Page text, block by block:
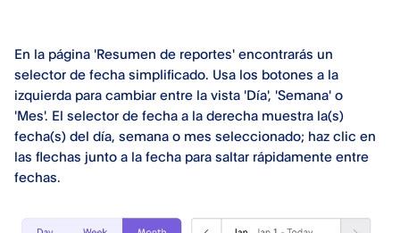
En la página 'Resumen de reportes' encontrarás un
selector de fecha simplificado. Usa los botones a la
izquierda para cambiar entre la vista 'Día', 'Semana' o
'Mes'. El selector de fecha a la derecha muestra la(s)
fecha(s) del día, semana o mes seleccionado; haz clic en
las flechas junto a la fecha para saltar rápidamente entre
fechas.